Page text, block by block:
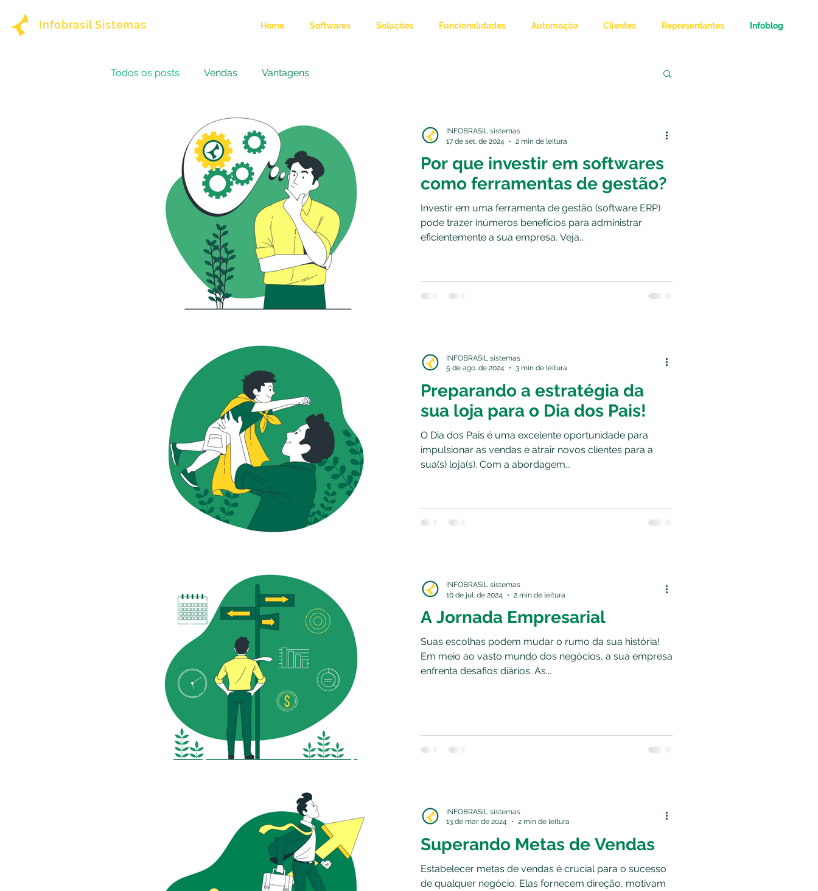
Infobrasil Sistemas Home Softwares Soluções Funcionalidades Automação Clientes Representantes Infoblog
Todos os posts Vendas Vantagens
Por que investir em softwares
como ferramentas de gestão?
Investir em uma ferramenta de gestão (software ERP)
pode trazer inúmeros benefícios para administrar
eficientemente a sua empresa. Veja...
INFOBRASIL sistemas
17 de set. de 2024
2 min de leitura
Preparando a estratégia da
sua loja para o Dia dos Pais!
O Dia dos Pais é uma excelente oportunidade para
impulsionar as vendas e atrair novos clientes para a
sua(s) loja(s). Com a abordagem...
INFOBRASIL sistemas
5 de ago. de 2024
3 min de leitura
A Jornada Empresarial
Suas escolhas podem mudar o rumo da sua história!
Em meio ao vasto mundo dos negócios, a sua empresa
enfrenta desafios diários. As...
INFOBRASIL sistemas
10 de jul. de 2024
2 min de leitura
Superando Metas de Vendas
Estabelecer metas de vendas é crucial para o sucesso
de qualquer negócio. Elas fornecem direção, motivam
INFOBRASIL sistemas
13 de mar. de 2024
2 min de leitura